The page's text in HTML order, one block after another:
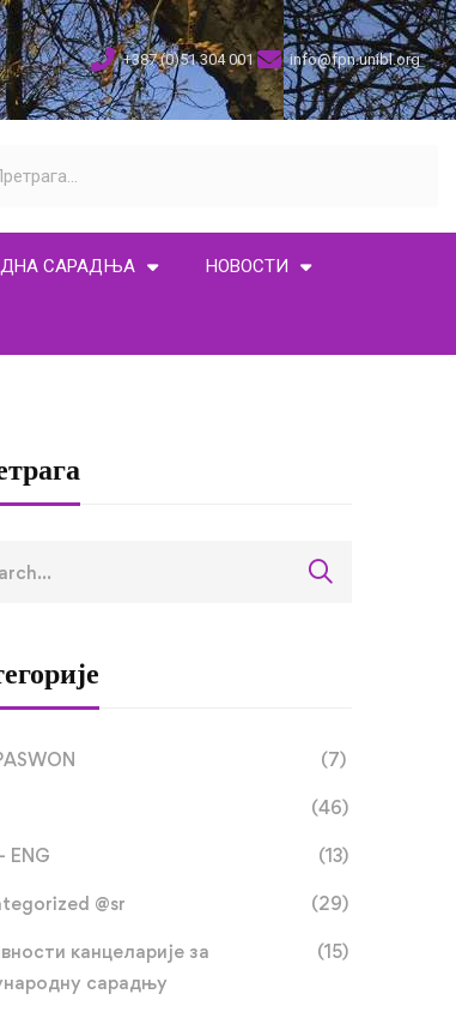
+387 (0)51 304 001 info@fpn.unibl.org
САРАДЊА НОВОСТИ
(7)
(46)
ENG (13)
@sr (29)
канцеларије за
сарадњу
(15)